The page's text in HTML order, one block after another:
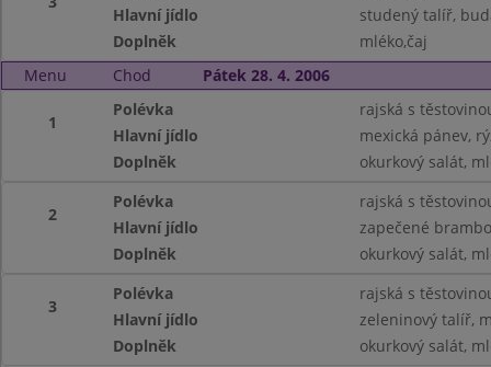
Hlavní jídlo
studený talíř,
Doplněk
mléko,čaj
Menu
Chod Pátek 28. 4. 2006
1
Polévka
rajská s
Hlavní jídlo
mexická pánev,
Doplněk
okurkový salát,
2
Polévka
rajská s
Hlavní jídlo
zapečené
Doplněk
okurkový salát,
3
Polévka
rajská s
Hlavní jídlo
zeleninový talíř,
Doplněk
okurkový salát,